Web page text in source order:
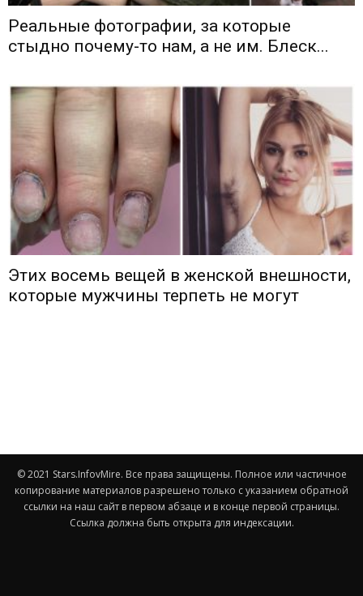
Реальные фотографии, за которые
стыдно почему-то нам, а не им. Блеск...
Этих восемь вещей в женской внешности,
которые мужчины терпеть не могут
© 2021 Stars.InfovMire. Все права защищены. Полное или частичное
копирование материалов разрешено только с указанием обратной
ссылки на наш сайт в первом абзаце и в конце первой страницы.
Ссылка должна быть открыта для индексации.